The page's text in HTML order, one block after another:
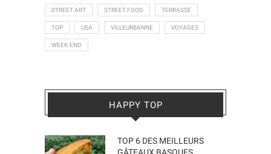
STREET ART STREET FOOD TERRASSE
TOP USA VILLEURBANNE VOYAGES
WEEK-END
HAPPY TOP
TOP 6 DES MEILLEURS
GÂTEAUX BASQUES